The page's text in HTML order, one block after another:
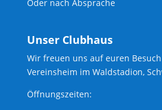
Oder nach Absprache
Unser Clubhaus
Wir freuen uns auf euren Besuch
Vereinsheim im Waldstadion,
Öffnungszeiten: